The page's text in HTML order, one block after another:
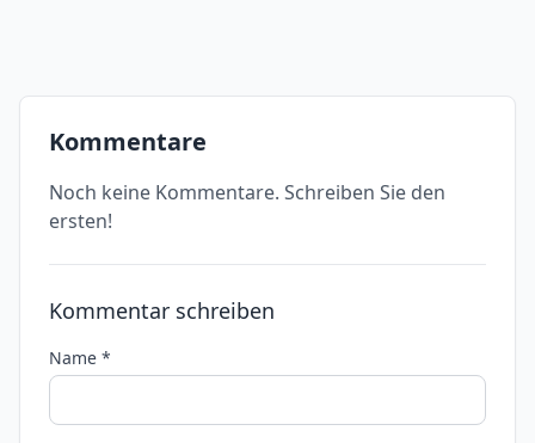
Kommentare
Noch keine Kommentare. Schreiben Sie den
ersten!
Kommentar schreiben
Name *